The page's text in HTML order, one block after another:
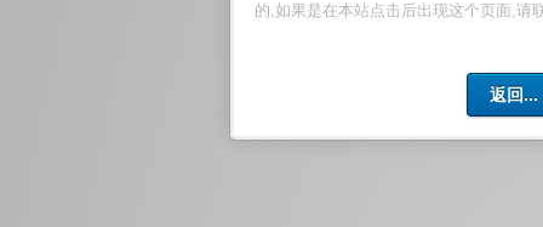
的,如果是在本站点击后出现这个页面,请
返回...